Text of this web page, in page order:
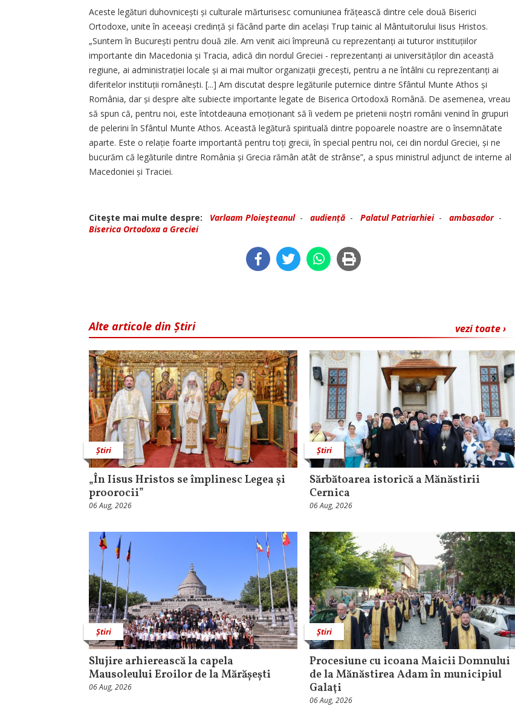
Aceste legături duhovnicești și culturale mărturisesc comuniunea frățească dintre cele două Biserici
Ortodoxe, unite în aceeași credință și făcând parte din același Trup tainic al Mântuitorului Iisus Hristos.
„Suntem în București pentru două zile. Am venit aici împreună cu re­pre­zentanți ai tuturor insti­tu­țiilor
importante din Macedonia și Tracia, adică din nordul Greciei - repre­zentanți ai universităților din această
regiune, ai administrației locale și ai mai multor organizații grecești, pentru a ne întâlni cu reprezentanți ai
diferitelor institu­ții românești. [...] Am discutat despre legăturile puternice dintre Sfântul Munte Athos și
România, dar și despre alte subiecte importante legate de Biserica Ortodoxă Română. De asemenea, vreau
să spun că, pentru noi, este întotdeauna emoționant să îi vedem pe prietenii noștri români venind în grupuri
de pelerini în Sfântul Munte Athos. Această legătură spirituală dintre popoarele noastre are o însemnătate
aparte. Este o relație foarte importantă pentru toți grecii, în special pentru noi, cei din nordul Greciei, și ne
bucurăm că legăturile dintre România și Grecia rămân atât de strânse”, a spus ministrul adjunct de interne al
Macedoniei și Traciei.
Citeşte mai multe despre: Varlaam Ploieşteanul- audiență - Palatul Patriarhiei- ambasador-
Biserica Ortodoxa a Greciei
vezi toate ›
Alte articole din Știri
Știri
„În Iisus Hristos se împlinesc Legea și
proorocii”
06 Aug, 2026
Știri
Sărbătoarea istorică a Mănăstirii
Cernica
06 Aug, 2026
Știri
Slujire arhierească la capela
Mausoleului Eroilor de la Mărășești
06 Aug, 2026
Știri
Procesiune cu icoana Maicii Domnului
de la Mănăstirea Adam în municipiul
Galaţi
06 Aug, 2026